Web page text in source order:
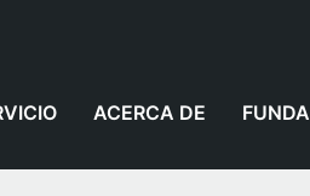
ACERCA DE FUNDA